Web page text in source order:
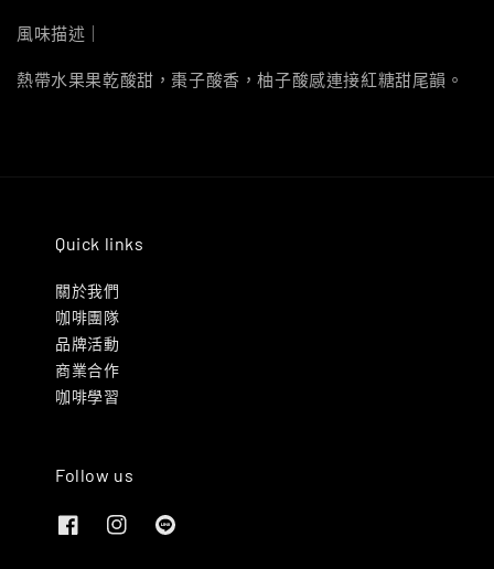
風味描述｜
熱帶水果果乾酸甜，棗子酸香，柚子酸感連接紅糖甜尾韻。
Quick links
關於我們
咖啡團隊
品牌活動
商業合作
咖啡學習
Follow us